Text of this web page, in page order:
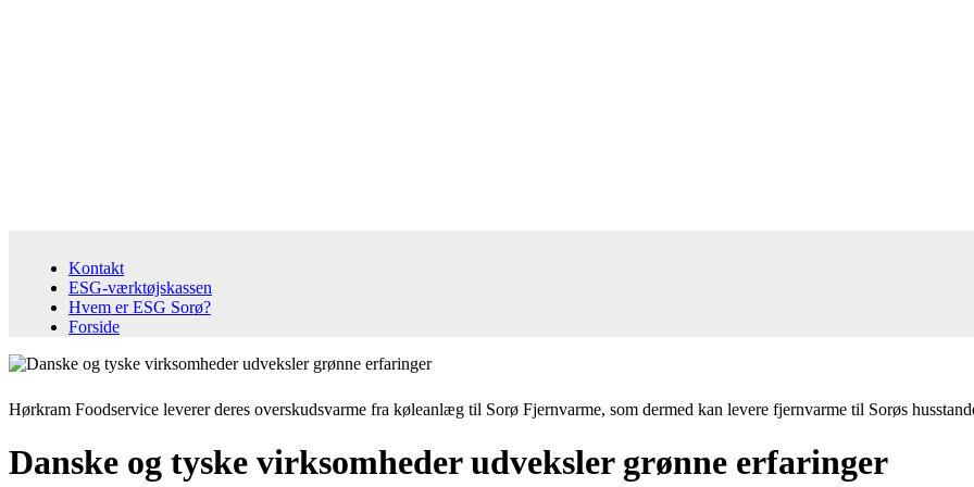
Kontakt
ESG-værktøjskassen
Hvem er ESG Sorø?
Forside
Hørkram Foodservice leverer deres overskudsvarme fra køleanlæg til Sorø Fjernvarme, som dermed kan levere fjernvarme til Sorøs
Danske og tyske virksomheder udveksler grønne erfaringer